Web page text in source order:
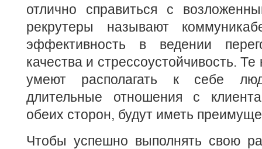
отлично справиться с
рекрутеры называют
эффективность в ведении
качества и стрессоустойчивость.
умеют располагать к себе
длительные отношения с
обеих сторон, будут иметь
Чтобы успешно выполнять свою